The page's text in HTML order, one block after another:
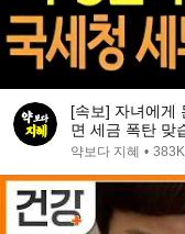
[속보] 자녀에게
면 세금 폭탄 맞
인정하는 작성
약보다 지혜 •